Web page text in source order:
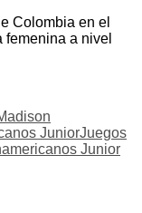
Colombia en el
a nivel
JuniorJuegos
Junior